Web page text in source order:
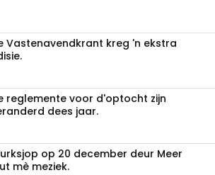
Vastenavendkrant kreg 'n ekstra
reglemente voor d'optocht zijn
dees jaar.
op 20 december deur Meer
mè meziek.